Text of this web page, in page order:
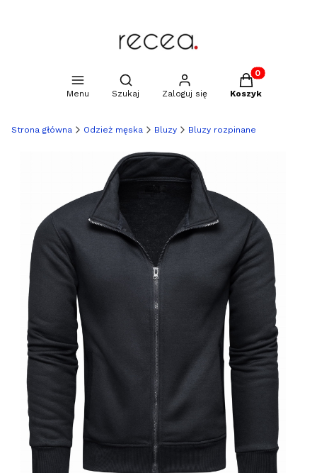
Menu
Otwórz wyszukiwarkę
Szukaj Zaloguj się
Produkty w
Koszyk
Strona główna Odzież męska Bluzy Bluzy rozpinane